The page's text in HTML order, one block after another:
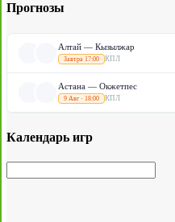
Прогнозы
Алтай — Кызылжар
Завтра 17:00 КПЛ
Астана — Окжетпес
9 Авг · 18:00 КПЛ
Календарь игр